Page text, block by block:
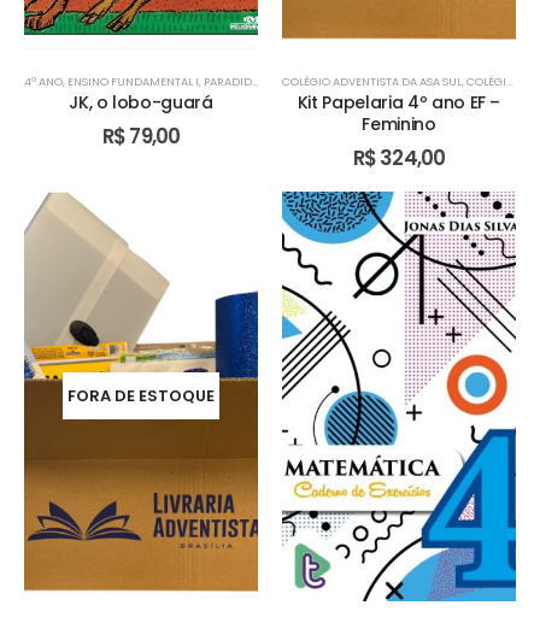
4º ANO, ENSINO FUNDAMENTAL I, PARADIDÁDITOS ,TURMA BILÍNGUE,TURMA BILÍNGUE,TURMA
JK, o lobo-guará
R$79,00
COLÉGIO ADVENTISTA DA ASA SUL,COLÉGIO ADVENTISTA DE ÁGUAS CLARAS
Kit Papelaria 4º ano EF –
Feminino
R$324,00
FORA DE ESTOQUE